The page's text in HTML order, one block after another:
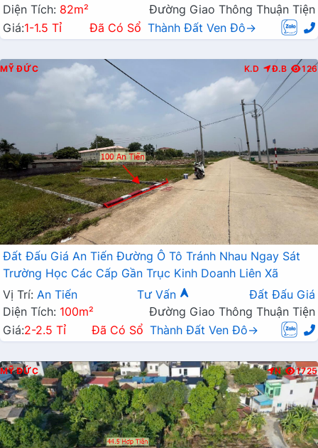
Diện Tích: 82m²
Đường Giao Thông Thuận Tiện
Giá:1-1.5 Tỉ Đã Có Sổ Thành Đất Ven Đô→
MỸ ĐỨC K.D Đ.B 126
Đất Đấu Giá An Tiến Đường Ô Tô Tránh Nhau Ngay Sát
Trường Học Các Cấp Gần Trục Kinh Doanh Liên Xã
Vị Trí: An Tiến Tư Vấn
Đất Đấu Giá
Diện Tích: 100m²
Đường Giao Thông Thuận Tiện
Giá:2-2.5 Tỉ Đã Có Sổ Thành Đất Ven Đô→
MỸ ĐỨC N 1725